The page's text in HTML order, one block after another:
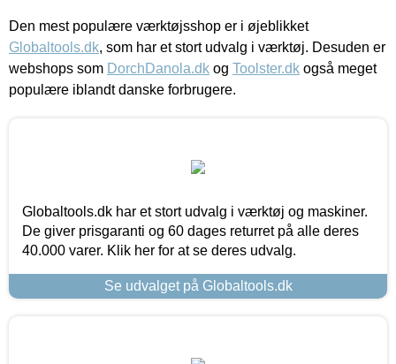
Den mest populære værktøjsshop er i øjeblikket
Globaltools.dk, som har et stort udvalg i værktøj. Desuden er
webshops som DorchDanola.dk og Toolster.dk også meget
populære iblandt danske forbrugere.
Globaltools.dk har et stort udvalg i værktøj og maskiner.
De giver prisgaranti og 60 dages returret på alle deres
40.000 varer. Klik her for at se deres udvalg.
Se udvalget på Globaltools.dk